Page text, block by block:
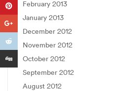
February 2013
January 2013
December 2012
November 2012
October 2012
September 2012
August 2012